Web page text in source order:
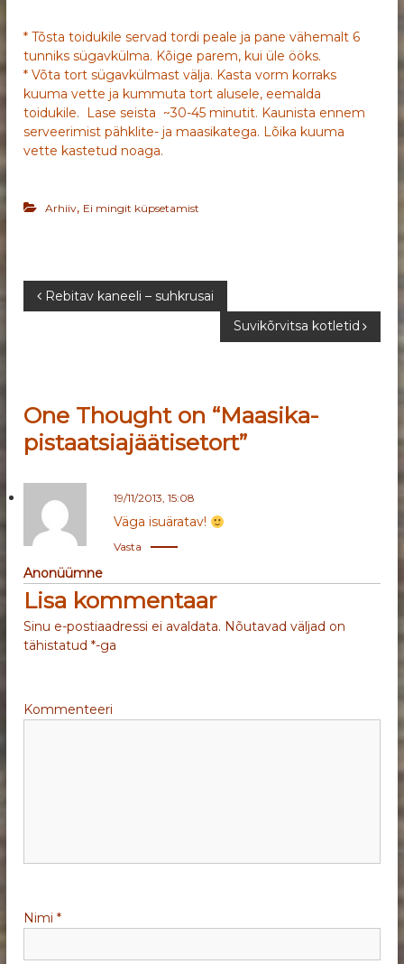
* Tõsta toidukile servad tordi peale ja pane vähemalt 6
tunniks sügavkülma. Kõige parem, kui üle ööks.
* Võta tort sügavkülmast välja. Kasta vorm korraks
kuuma vette ja kummuta tort alusele, eemalda
toidukile. Lase seista ~30-45 minutit. Kaunista ennem
serveerimist pähklite- ja maasikatega. Lõika kuuma
vette kastetud noaga.
Arhiiv, Ei mingit küpsetamist
N
i
g
e
r
i
i
Rebitav kaneeli – suhkrusai
Suvikõrvitsa kotletid
One Thought on “Maasika-
pistaatsiajäätisetort”
Anonüümne
19/11/2013, 15:08
Väga isuäratav!
Vasta
Lisa kommentaar
Sinu e-postiaadressi ei avaldata. Nõutavad väljad on
tähistatud*-ga
Kommenteeri
Nimi*